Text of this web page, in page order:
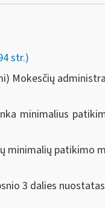
str.)
Mokesčių
minimalius
minimalių patikimo
3 dalies